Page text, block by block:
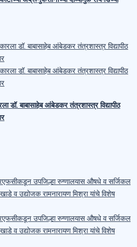
डॉ. बाबासाहेब आंबेडकर तंत्रशास्त्र विद्यापीठ